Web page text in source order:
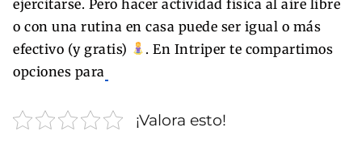
ejercitarse. Pero hacer actividad física al aire libre
o con una rutina en casa puede ser igual o más
efectivo (y gratis)
. En Intriper te compartimos
opciones para
¡Valora esto!